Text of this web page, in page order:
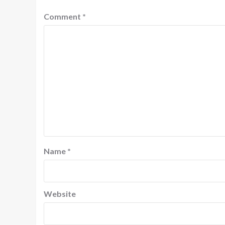
Comment *
Name *
Website